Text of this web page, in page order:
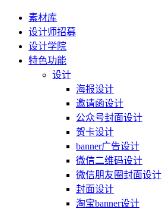
素材库
设计师招募
设计学院
特色功能
设计
海报设计
邀请函设计
公众号封面设计
贺卡设计
banner广告设计
微信二维码设计
微信朋友圈封面设计
封面设计
淘宝banner设计